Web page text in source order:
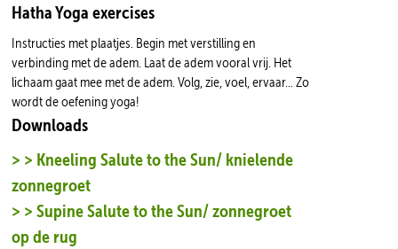
Hatha Yoga exercises
Instructies met plaatjes. Begin met verstilling en
verbinding met de adem. Laat de adem vooral vrij. Het
lichaam gaat mee met de adem. Volg, zie, voel, ervaar... Zo
wordt de oefening yoga!
Downloads
> > Kneeling Salute to the Sun/ knielende
zonnegroet
> > Supine Salute to the Sun/ zonnegroet
op de rug